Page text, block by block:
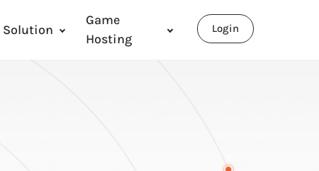
Solution
Game
Hosting
Login